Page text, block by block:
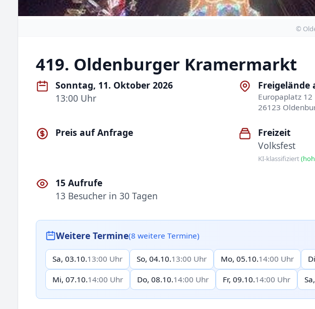
©
419. Oldenburger Kramermarkt
Sonntag, 11. Oktober 2026
13:00 Uhr
Freigelände
Europaplatz 12
26123
Preis auf Anfrage
Freizeit
Volksfest
KI-klassifiziert
15 Aufrufe
13 Besucher in 30 Tagen
Weitere Termine(8 weitere Termine)
Sa, 03.10.13:00 Uhr So, 04.10.13:00 Uhr Mo, 05.10.14:00 Uhr
Mi, 07.10.14:00 Uhr Do, 08.10.14:00 Uhr Fr, 09.10.14:00 Uhr